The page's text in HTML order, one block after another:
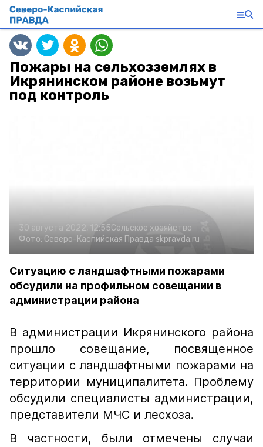
Пожары на сельхозземлях в
Икрянинском районе возьмут
под контроль
30 августа 2022, 12:55Сельское хозяйство
Фото: Северо-Каспийская Правда skpravda.ru
Ситуацию с ландшафтными пожарами
обсудили на профильном совещании в
администрации района
В администрации Икрянинского района
прошло совещание, посвященное
ситуации с ландшафтными пожарами на
территории муниципалитета. Проблему
обсудили специалисты администрации,
представители МЧС и лесхоза.
В частности, были отмечены случаи